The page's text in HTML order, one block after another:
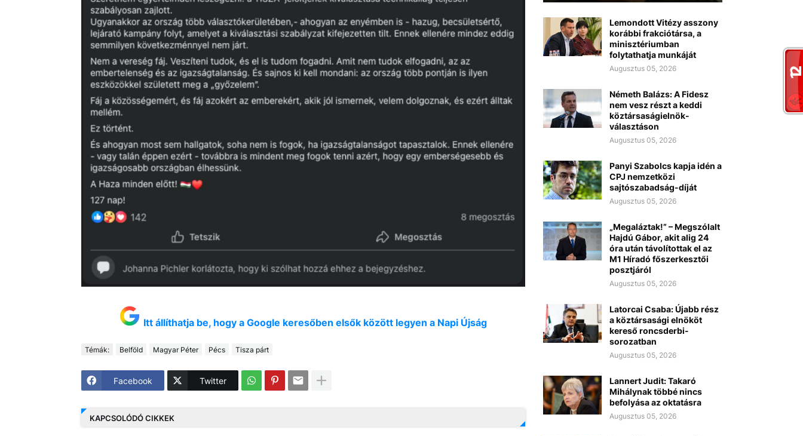
Itt állíthatja be, hogy a Google keresőben elsők között legyen a Napi Újság
Témák: Belföld Magyar Péter Pécs Tisza párt
Facebook Twitter
KAPCSOLÓDÓ CIKKEK
Lemondott Vitézy asszony
korábbi frakciótársa, a
minisztériumban
folytathatja munkáját
Augusztus 05, 2026
Németh Balázs: A Fidesz
nem vesz részt a keddi
köztársaságielnök-
választáson
Augusztus 05, 2026
Panyi Szabolcs kapja idén a
CPJ nemzetközi
sajtószabadság-díját
Augusztus 05, 2026
„Megaláztak!” – Megszólalt
Hajdú Gábor, akit alig 24
óra után távolítottak el az
M1 Híradó főszerkesztői
posztjáról
Augusztus 05, 2026
Latorcai Csaba: Újabb rész
a köztársasági elnököt
kereső roncsderbi-
sorozatban
Augusztus 05, 2026
Lannert Judit: Takaró
Mihálynak többé nincs
befolyása az oktatásra
Augusztus 05, 2026